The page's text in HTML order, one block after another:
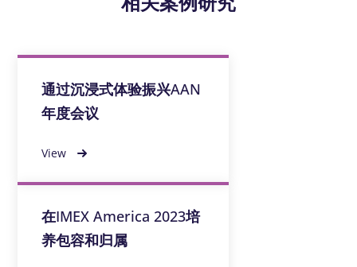
通过沉浸式体验振兴AAN
年度会议
View
在IMEX America 2023培
养包容和归属